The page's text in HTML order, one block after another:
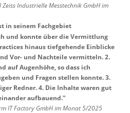
Industrielle Messtechnik GmbH im
in seinem Fachgebiet
und konnte über die Vermittlung
hinaus tiefgehende Einblicke
Vor- und Nachteile vermitteln. 2.
auf Augenhöhe, so dass ich
und Fragen stellen konnte. 3.
Redner. 4. Die Inhalte waren gut
aufbauend."
IT Factory GmbH im Monat 5/2025